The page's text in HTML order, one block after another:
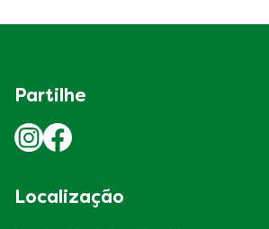
Partilhe
Localização